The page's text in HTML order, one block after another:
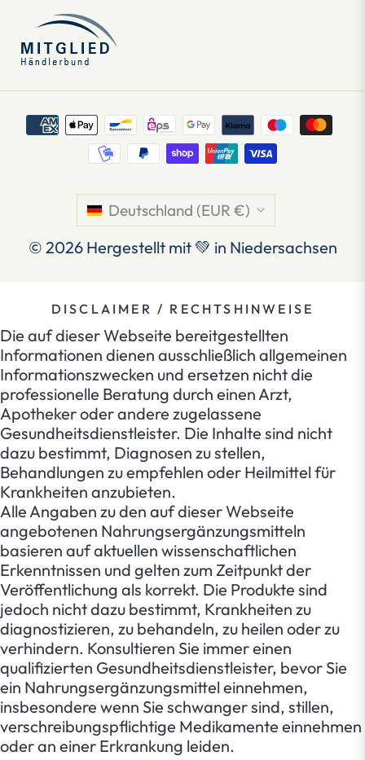
Deutschland (EUR €)
© 2026 Hergestellt mit 💚 in Niedersachsen
DISCLAIMER / RECHTSHINWEISE
Die auf dieser Webseite bereitgestellten
Informationen dienen ausschließlich allgemeinen
Informationszwecken und ersetzen nicht die
professionelle Beratung durch einen Arzt,
Apotheker oder andere zugelassene
Gesundheitsdienstleister. Die Inhalte sind nicht
dazu bestimmt, Diagnosen zu stellen,
Behandlungen zu empfehlen oder Heilmittel für
Krankheiten anzubieten.
Alle Angaben zu den auf dieser Webseite
angebotenen Nahrungsergänzungsmitteln
basieren auf aktuellen wissenschaftlichen
Erkenntnissen und gelten zum Zeitpunkt der
Veröffentlichung als korrekt. Die Produkte sind
jedoch nicht dazu bestimmt, Krankheiten zu
diagnostizieren, zu behandeln, zu heilen oder zu
verhindern. Konsultieren Sie immer einen
qualifizierten Gesundheitsdienstleister, bevor Sie
ein Nahrungsergänzungsmittel einnehmen,
insbesondere wenn Sie schwanger sind, stillen,
verschreibungspflichtige Medikamente einnehmen
oder an einer Erkrankung leiden.